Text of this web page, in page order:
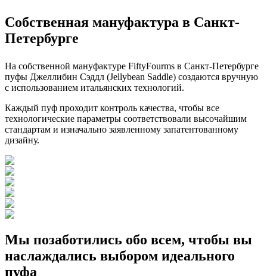
Собственная мануфактура в Санкт-
Петербурге
На собственной мануфактуре FiftyFourms в Санкт-Петербурге
пуфы Джеллибин Сэддл (Jellybean Saddle) создаются вручную
с использованием итальянских технологий.
Каждый пуф проходит контроль качества, чтобы все
технологические параметры соответствовали высочайшим
стандартам и изначально заявленному запатентованному
дизайну.
Мы позаботились обо всем, чтобы вы
наслаждались выбором идеального
пуфа